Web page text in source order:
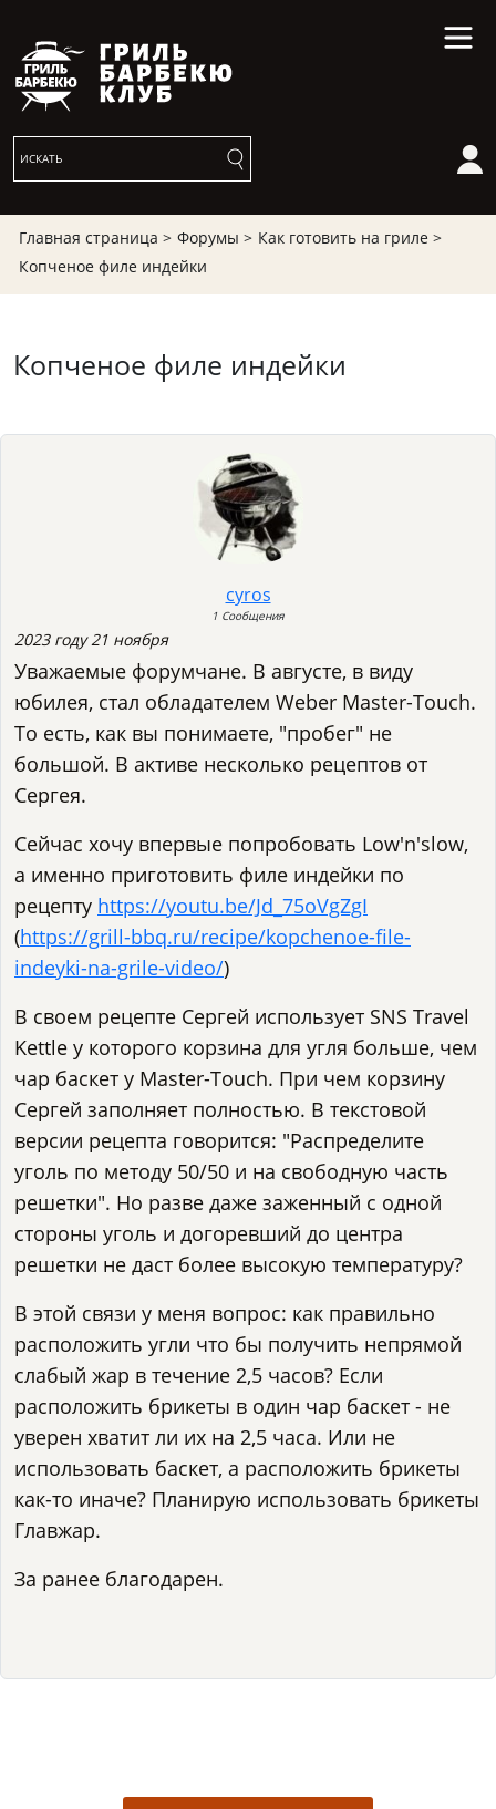
Главная страница > Форумы > Как готовить на гриле >
Копченое филе индейки
Копченое филе индейки
cyros
1 Сообщения
2023 году 21 ноября
Уважаемые форумчане. В августе, в виду
юбилея, стал обладателем Weber Master-Touch.
То есть, как вы понимаете, "пробег" не
большой. В активе несколько рецептов от
Сергея.
Сейчас хочу впервые попробовать Low'n'slow,
а именно приготовить филе индейки по
рецепту https://youtu.be/Jd_75oVgZgI
(https://grill-bbq.ru/recipe/kopchenoe-file-
indeyki-na-grile-video/)
В своем рецепте Сергей использует SNS Travel
Kettle у которого корзина для угля больше, чем
чар баскет у Master-Touch. При чем корзину
Сергей заполняет полностью. В текстовой
версии рецепта говорится: "Распределите
уголь по методу 50/50 и на свободную часть
решетки". Но разве даже заженный с одной
стороны уголь и догоревший до центра
решетки не даст более высокую температуру?
В этой связи у меня вопрос: как правильно
расположить угли что бы получить непрямой
слабый жар в течение 2,5 часов? Если
расположить брикеты в один чар баскет - не
уверен хватит ли их на 2,5 часа. Или не
использовать баскет, а расположить брикеты
как-то иначе? Планирую использовать брикеты
Главжар.
За ранее благодарен.